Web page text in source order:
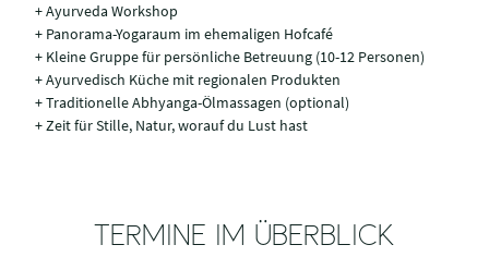
+ Ayurveda Workshop
+ Panorama-Yogaraum im ehemaligen Hofcafé
+ Kleine Gruppe für persönliche Betreuung (10-12 Personen)
+ Ayurvedisch Küche mit regionalen Produkten
+ Traditionelle Abhyanga-Ölmassagen (optional)
+ Zeit für Stille, Natur, worauf du Lust hast
TERMINE IM ÜBERBLICK